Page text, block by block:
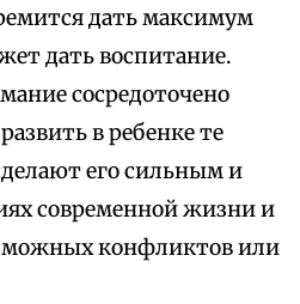
дать максимум
дать воспитание.
сосредоточено
в ребенке те
его сильным и
современной жизни и
конфликтов или